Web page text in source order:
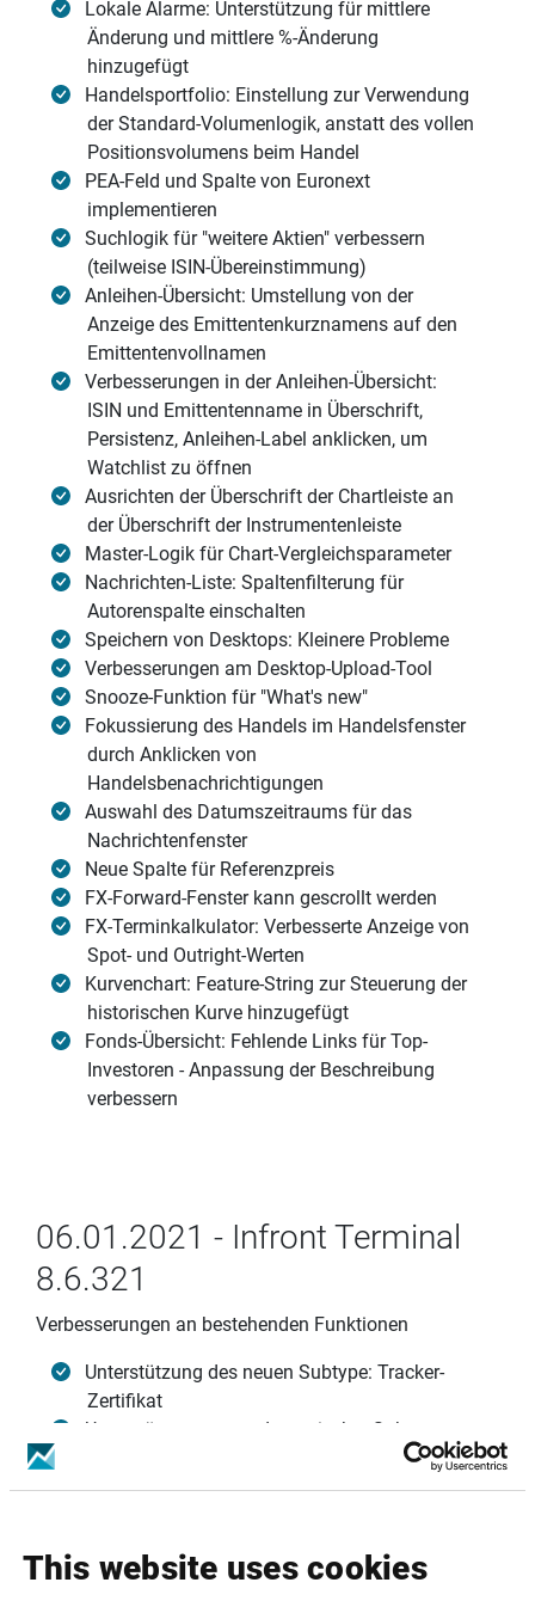
This website uses cookies
Lokale Alarme: Unterstützung für mittlere
Änderung und mittlere %-Änderung
hinzugefügt
Handelsportfolio: Einstellung zur Verwendung
der Standard-Volumenlogik, anstatt des vollen
Positionsvolumens beim Handel
PEA-Feld und Spalte von Euronext
implementieren
Suchlogik für "weitere Aktien" verbessern
(teilweise ISIN-Übereinstimmung)
Anleihen-Übersicht: Umstellung von der
Anzeige des Emittentenkurznamens auf den
Emittentenvollnamen
Verbesserungen in der Anleihen-Übersicht:
ISIN und Emittentenname in Überschrift,
Persistenz, Anleihen-Label anklicken, um
Watchlist zu öffnen
Ausrichten der Überschrift der Chartleiste an
der Überschrift der Instrumentenleiste
Master-Logik für Chart-Vergleichsparameter
Nachrichten-Liste: Spaltenfilterung für
Autorenspalte einschalten
Speichern von Desktops: Kleinere Probleme
Verbesserungen am Desktop-Upload-Tool
Snooze-Funktion für "What's new"
Fokussierung des Handels im Handelsfenster
durch Anklicken von
Handelsbenachrichtigungen
Auswahl des Datumszeitraums für das
Nachrichtenfenster
Neue Spalte für Referenzpreis
FX-Forward-Fenster kann gescrollt werden
FX-Terminkalkulator: Verbesserte Anzeige von
Spot- und Outright-Werten
Kurvenchart: Feature-String zur Steuerung der
historischen Kurve hinzugefügt
Fonds-Übersicht: Fehlende Links für Top-
Investoren - Anpassung der Beschreibung
verbessern
06.01.2021 - Infront Terminal
8.6.321
Verbesserungen an bestehenden Funktionen
Unterstützung des neuen Subtype: Tracker-
Zertifikat
Unterstützung neuer dynamischer Subtypen: